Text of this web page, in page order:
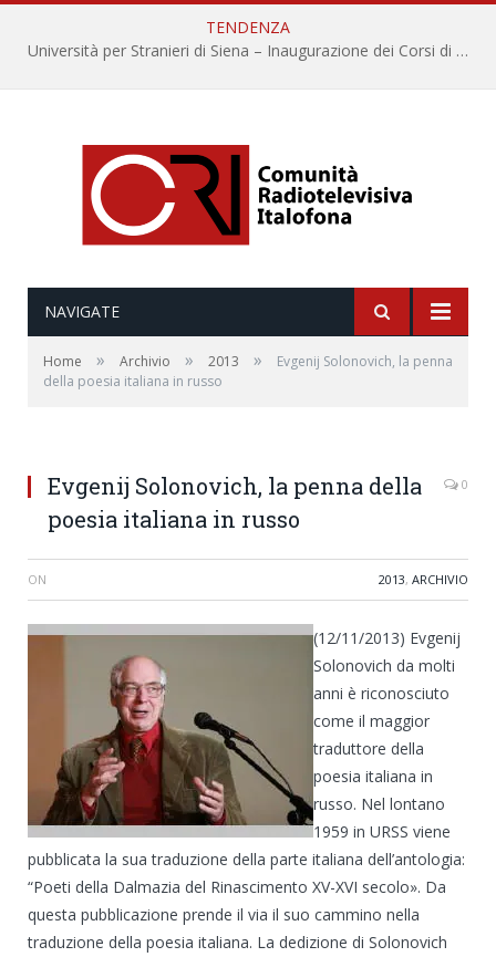
TENDENZA
Università per Stranieri di Siena – Inaugurazione dei Corsi di Lingua e Cultura Italiana, 109a annata
NAVIGATE
Home » Archivio » 2013 »
Evgenij Solonovich, la penna
della poesia italiana in russo
Evgenij Solonovich, la penna della
poesia italiana in russo
0
ON 2013, ARCHIVIO
(12/11/2013) Evgenij
Solonovich da molti
anni è riconosciuto
come il maggior
traduttore della
poesia italiana in
russo. Nel lontano
1959 in URSS viene
pubblicata la sua traduzione della parte italiana dell’antologia:
“Poeti della Dalmazia del Rinascimento XV-XVI secolo». Da
questa pubblicazione prende il via il suo cammino nella
traduzione della poesia italiana. La dedizione di Solonovich